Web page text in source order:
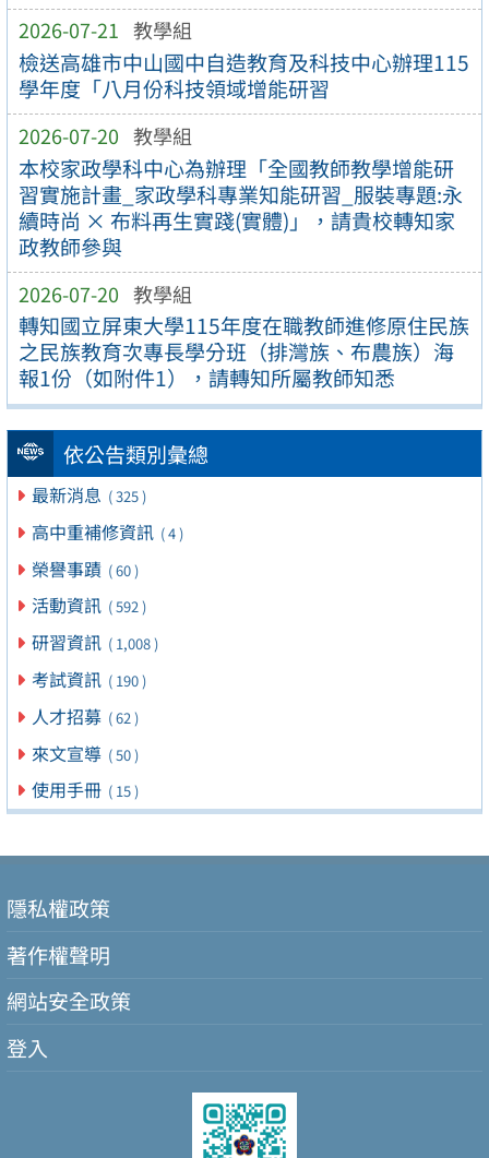
2026-07-21 教學組
檢送高雄市中山國中自造教育及科技中心辦理115
學年度「八月份科技領域增能研習
2026-07-20 教學組
本校家政學科中心為辦理「全國教師教學增能研
習實施計畫_家政學科專業知能研習_服裝專題:永
續時尚 × 布料再生實踐(實體)」，請貴校轉知家
政教師參與
2026-07-20 教學組
轉知國立屏東大學115年度在職教師進修原住民族
之民族教育次專長學分班（排灣族、布農族）海
報1份（如附件1），請轉知所屬教師知悉
依公告類別彙總
最新消息 ( 325 )
高中重補修資訊 ( 4 )
榮譽事蹟 ( 60 )
活動資訊 ( 592 )
研習資訊 ( 1,008 )
考試資訊 ( 190 )
人才招募 ( 62 )
來文宣導 ( 50 )
使用手冊 ( 15 )
隱私權政策
著作權聲明
網站安全政策
登入